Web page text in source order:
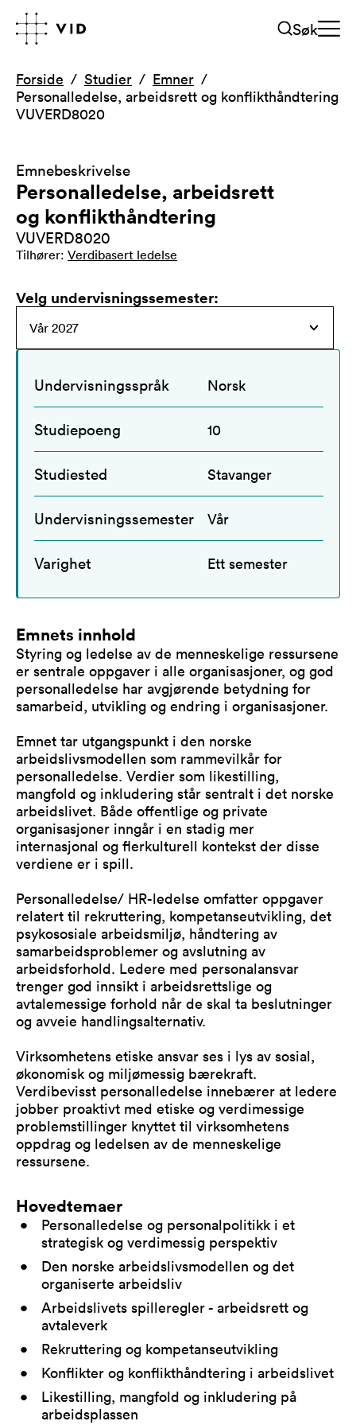
Søk
Forside Studier
Emner
Personalledelse, arbeidsrett og konflikthåndtering
VUVERD8020
Emnebeskrivelse
Personalledelse, arbeidsrett
og konflikthåndtering
VUVERD8020
Tilhører: Verdibasert ledelse
Velg undervisningssemester:
Undervisningsspråk Norsk
Studiepoeng 10
Studiested Stavanger
Undervisningssemester Vår
Varighet Ett semester
Emnets innhold
Styring og ledelse av de menneskelige ressursene
er sentrale oppgaver i alle organisasjoner, og god
personalledelse har avgjørende betydning for
samarbeid, utvikling og endring i organisasjoner.
Emnet tar utgangspunkt i den norske
arbeidslivsmodellen som rammevilkår for
personalledelse. Verdier som likestilling,
mangfold og inkludering står sentralt i det norske
arbeidslivet. Både offentlige og private
organisasjoner inngår i en stadig mer
internasjonal og flerkulturell kontekst der disse
verdiene er i spill.
Personalledelse/ HR-ledelse omfatter oppgaver
relatert til rekruttering, kompetanseutvikling, det
psykososiale arbeidsmiljø, håndtering av
samarbeidsproblemer og avslutning av
arbeidsforhold. Ledere med personalansvar
trenger god innsikt i arbeidsrettslige og
avtalemessige forhold når de skal ta beslutninger
og avveie handlingsalternativ.
Virksomhetens etiske ansvar ses i lys av sosial,
økonomisk og miljømessig bærekraft.
Verdibevisst personalledelse innebærer at ledere
jobber proaktivt med etiske og verdimessige
problemstillinger knyttet til virksomhetens
oppdrag og ledelsen av de menneskelige
ressursene.
Hovedtemaer
Personalledelse og personalpolitikk i et
strategisk og verdimessig perspektiv
Den norske arbeidslivsmodellen og det
organiserte arbeidsliv
Arbeidslivets spilleregler - arbeidsrett og
avtaleverk
Rekruttering og kompetanseutvikling
Konflikter og konflikthåndtering i arbeidslivet
Likestilling, mangfold og inkludering på
arbeidsplassen